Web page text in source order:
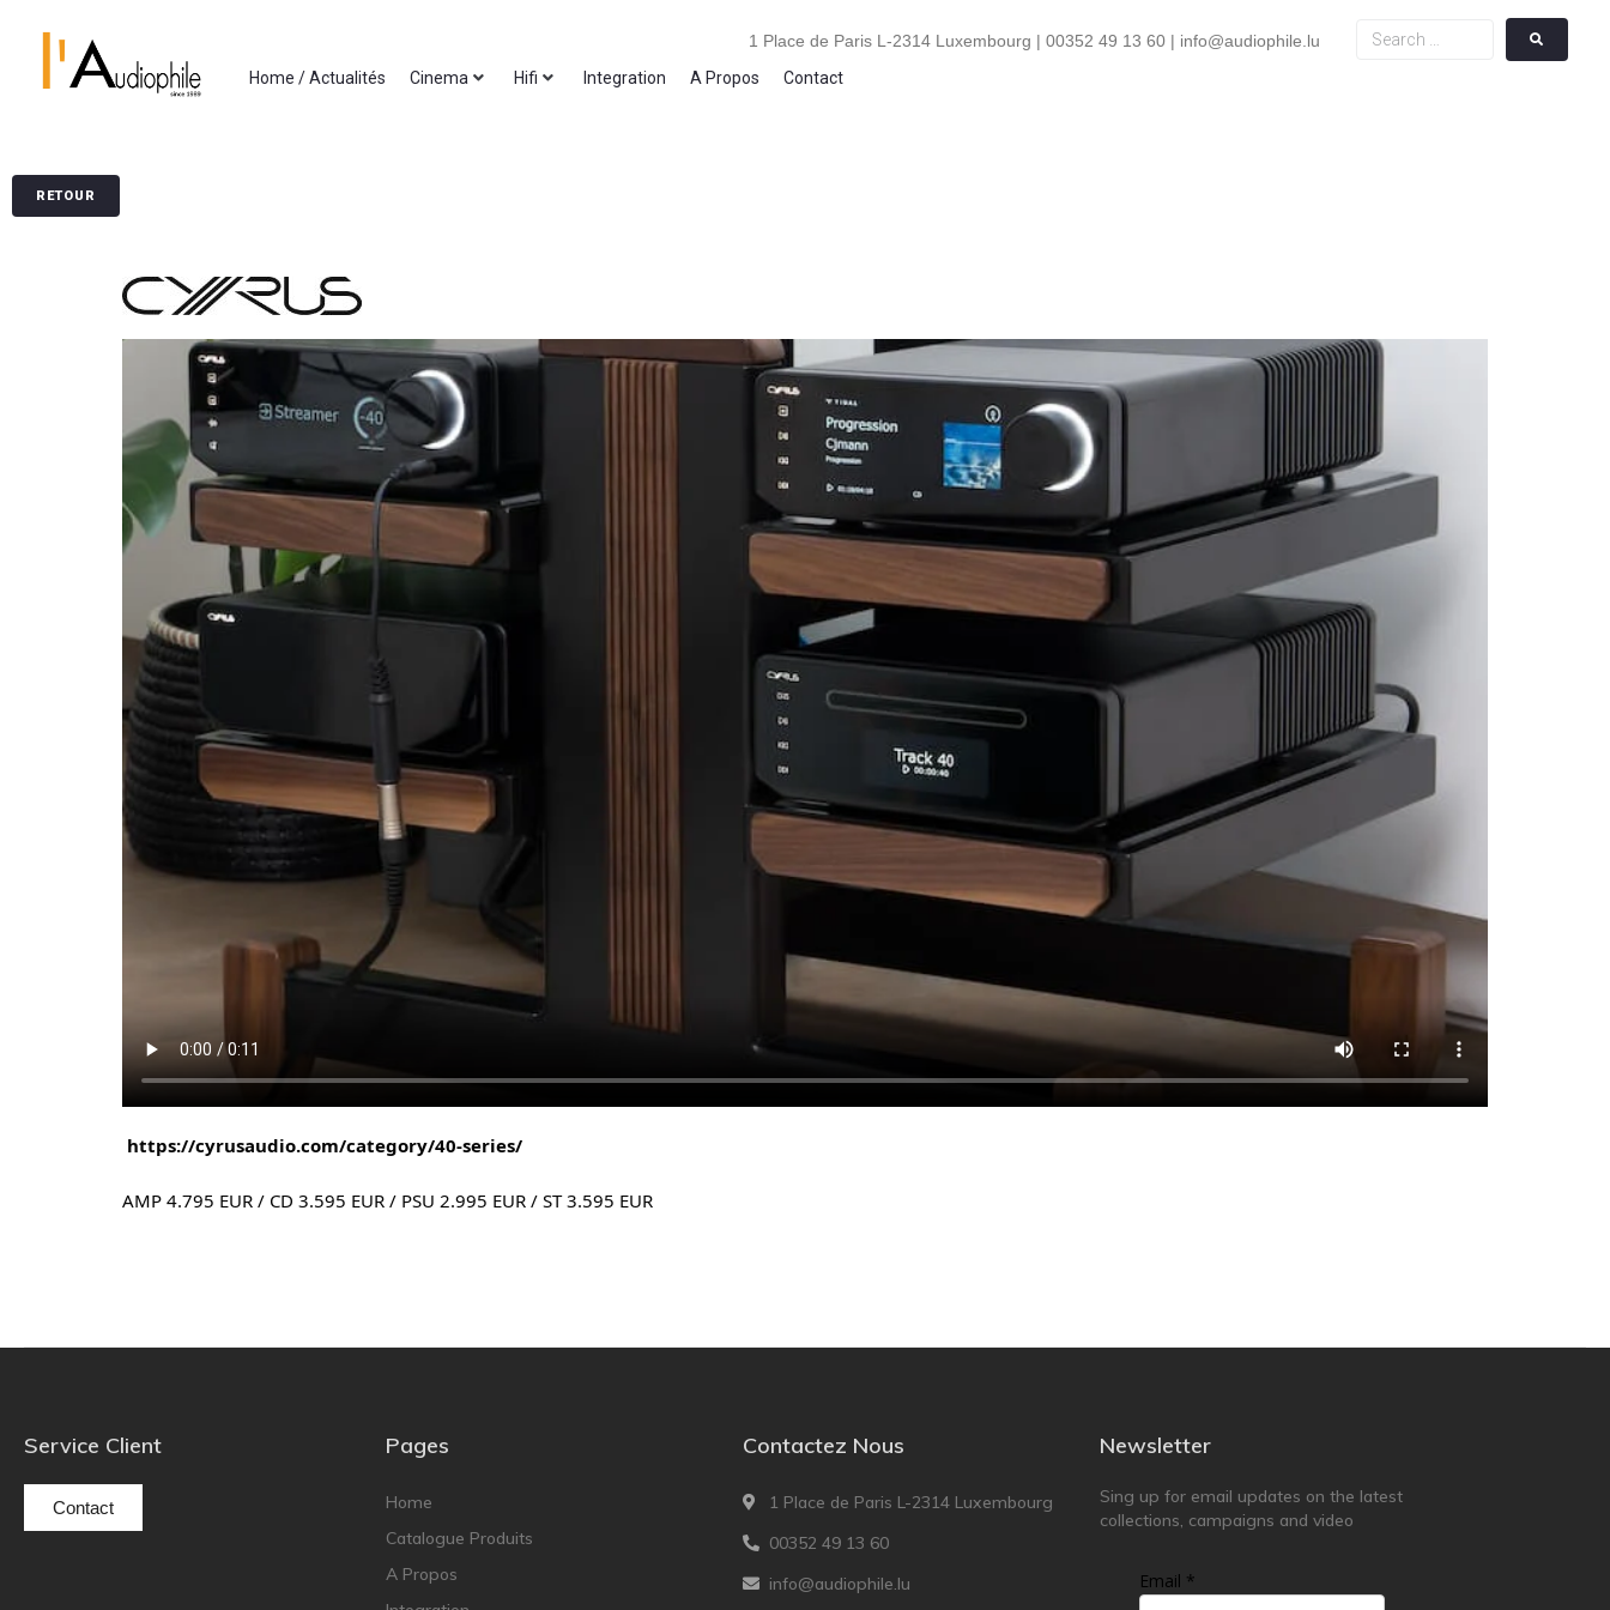
1 Place de Paris L-2314 Luxembourg | 00352 49 13 60 | info@audiophile.lu
Home / Actualités
Cinema Hifi Integration A Propos Contact
RETOUR
https://cyrusaudio.com/category/40-series/
AMP 4.795 EUR / CD 3.595 EUR / PSU 2.995 EUR / ST 3.595 EUR
Service Client
Contact
Pages
Home
Catalogue Produits
A Propos
Contactez Nous
1 Place de Paris L-2314 Luxembourg
00352 49 13 60
info@audiophile.lu
Newsletter
Sing up for email updates on the latest
collections, campaigns and video
Email *